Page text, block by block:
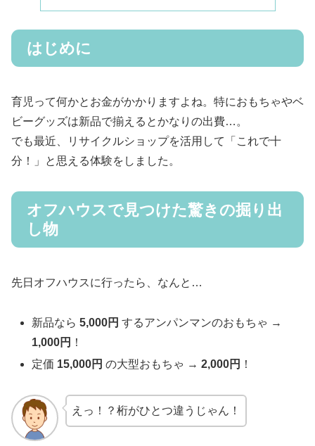
はじめに
育児って何かとお金がかかりますよね。特におもちゃやベ
ビーグッズは新品で揃えるとかなりの出費…。
でも最近、リサイクルショップを活用して「これで十
分！」と思える体験をしました。
オフハウスで見つけた驚きの掘り出
し物
先日オフハウスに行ったら、なんと…
新品なら5,000円 するアンパンマンのおもちゃ →
1,000円 ！
定価 15,000円 の大型おもちゃ →2,000円 ！
えっ！？桁がひとつ違うじゃん！